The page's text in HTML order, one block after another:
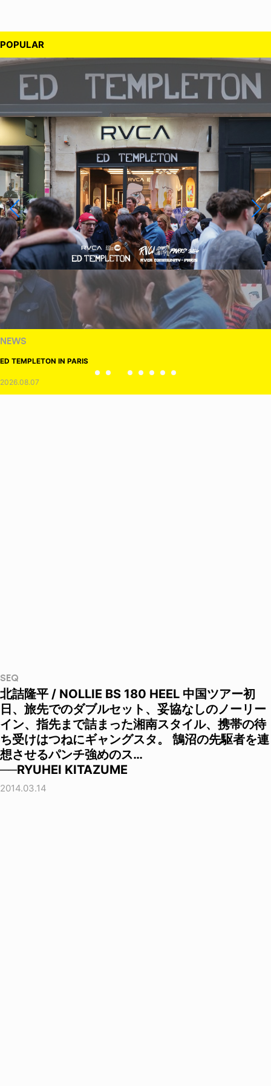
POPULAR
NEWS
ED TEMPLETON IN PARIS
2026.08.07
SEQ
北詰隆平 / NOLLIE BS 180 HEEL 中国ツアー初
日、旅先でのダブルセット、妥協なしのノーリー
イン、指先まで詰まった湘南スタイル、携帯の待
ち受けはつねにギャングスタ。 鵠沼の先駆者を連
想させるパンチ強めのス…
──RYUHEI KITAZUME
2014.03.14